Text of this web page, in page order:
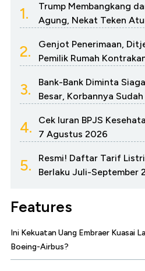
1.
Trump Membangkang
Agung, Nekat Teken
2.
Genjot Penerimaan,
Pemilik Rumah
3.
Bank-Bank Diminta
Besar, Korbannya
4.
Cek Iuran BPJS
7 Agustus 2026
5.
Resmi! Daftar Tarif
Berlaku Juli-September
Features
Ini Kekuatan Uang Embraer Kuasai
Boeing-Airbus?